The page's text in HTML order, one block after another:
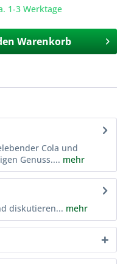
1-3 Werktage
Warenkorb
Cola und
Genuss.... mehr
diskutieren... mehr